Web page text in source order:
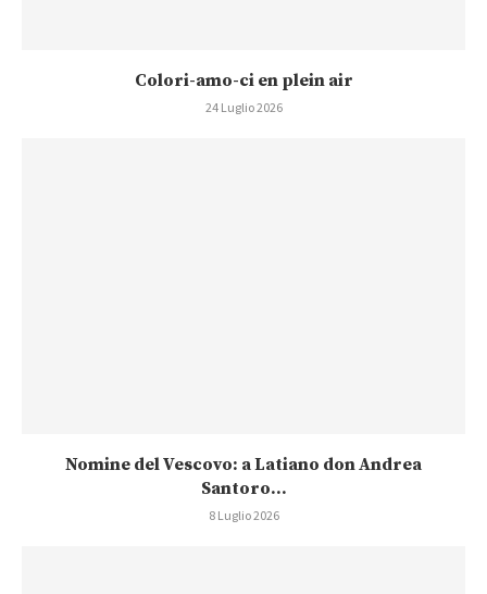
Colori-amo-ci en plein air
24 Luglio 2026
Nomine del Vescovo: a Latiano don Andrea
Santoro...
8 Luglio 2026